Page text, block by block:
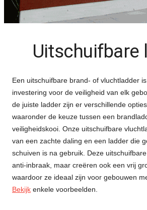
Uitschuifbare
Een uitschuifbare brand- of vluchtladder
investering voor de veiligheid van elk
de juiste ladder zijn er verschillende
waaronder de keuze tussen een
veiligheidskooi. Onze uitschuifbare
van een zachte daling en een ladder die
schuiven is na gebruik. Deze
anti-inbraak, maar creëren ook een vrij
waardoor ze ideaal zijn voor gebouwen
Bekijk enkele voorbeelden.